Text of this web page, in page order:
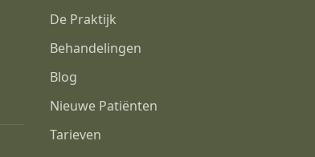
De Praktijk
Behandelingen
Blog
Nieuwe Patiënten
Tarieven